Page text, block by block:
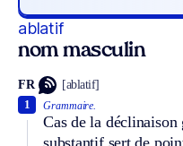
ablatif
nom masculin
FR [ablatif]
Grammaire.
Cas de la
substantif sert de
1